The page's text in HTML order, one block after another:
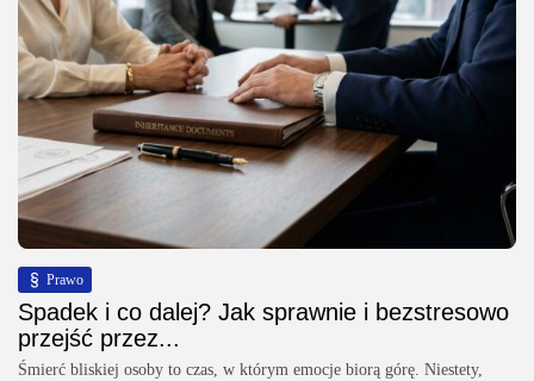
Prawo
Spadek i co dalej? Jak sprawnie i bezstresowo
przejść przez...
Śmierć bliskiej osoby to czas, w którym emocje biorą górę. Niestety,